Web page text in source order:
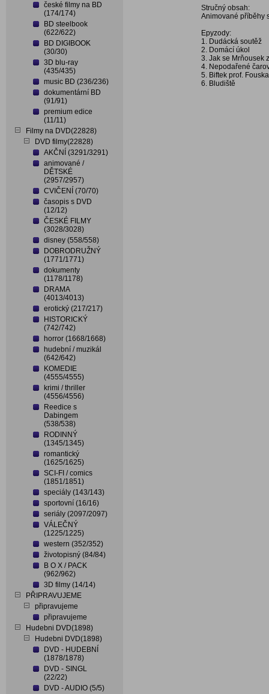
české filmy na BD
(174/174)
BD steelbook
(622/622)
BD DIGIBOOK
(30/30)
3D blu-ray
(435/435)
music BD (236/236)
dokumentární BD
(91/91)
premium edice
(11/11)
Filmy na DVD(22828)
DVD filmy(22828)
AKČNÍ (3291/3291)
animované /
DĚTSKÉ
(2957/2957)
CVIČENÍ (70/70)
časopis s DVD
(12/12)
ČESKÉ FILMY
(3028/3028)
disney (558/558)
DOBRODRUŽNÝ
(1771/1771)
dokumenty
(1178/1178)
DRAMA
(4013/4013)
erotický (217/217)
HISTORICKÝ
(742/742)
horror (1668/1668)
hudební / muzikál
(642/642)
KOMEDIE
(4555/4555)
krimi / thriller
(4556/4556)
Reedice s
Dabingem
(538/538)
RODINNÝ
(1345/1345)
romantický
(1625/1625)
SCI-FI / comics
(1851/1851)
speciály (143/143)
sportovní (16/16)
seriály (2097/2097)
VÁLEČNÝ
(1225/1225)
western (352/352)
životopisný (84/84)
B O X / PACK
(962/962)
3D filmy (14/14)
PŘIPRAVUJEME
připravujeme
připravujeme
Hudebni DVD(1898)
Hudebni DVD(1898)
DVD - HUDEBNÍ
(1878/1878)
DVD - SINGL
(22/22)
DVD - AUDIO (5/5)
Stručný obsah:
Animované příběhy
Epyzody:
1. Dudácká soutěž
2. Domácí úkol
3. Jak se Mrňousek
4. Nepodařené
5. Biftek prof. Fouska
6. Bludiště